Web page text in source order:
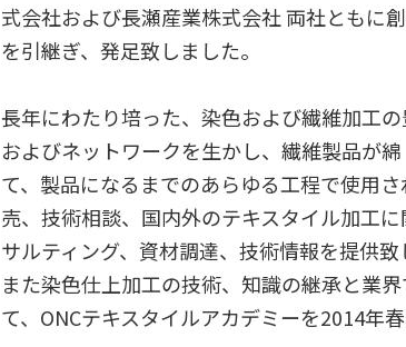
式会社および長瀬産業株式会社 両社ともに
を引継ぎ、発足致しました。
長年にわたり培った、染色および繊維加工
およびネットワークを生かし、繊維製品が
て、製品になるまでのあらゆる工程で使用
売、技術相談、国内外のテキスタイル加工
サルティング、資材調達、技術情報を提供致
また染色仕上加工の技術、知識の継承と業
て、ONCテキスタイルアカデミーを2014年